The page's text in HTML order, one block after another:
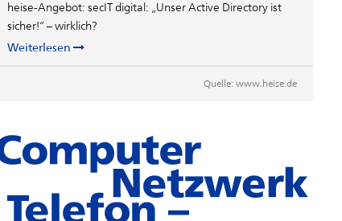
heise-Angebot: secIT digital: „Unser Active Directory ist
sicher!“ – wirklich?
Weiterlesen
Quelle: www.heise.de